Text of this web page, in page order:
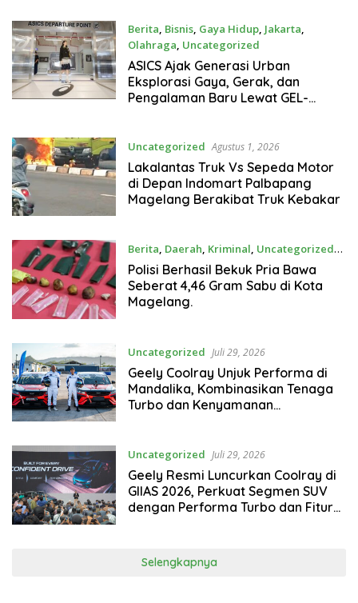
Berita, Bisnis, Gaya Hidup, Jakarta,
Olahraga, Uncategorized
Agustus 1, 2026
ASICS Ajak Generasi Urban
Eksplorasi Gaya, Gerak, dan
Pengalaman Baru Lewat GEL-
Uncategorized Agustus 1, 2026
Lakalantas Truk Vs Sepeda Motor
di Depan Indomart Palbapang
Magelang Berakibat Truk Kebakar
Berita, Daerah, Kriminal, Uncategorized
Agustus 1, 2026
Polisi Berhasil Bekuk Pria Bawa
Seberat 4,46 Gram Sabu di Kota
Magelang.
Uncategorized Juli 29, 2026
Geely Coolray Unjuk Performa di
Mandalika, Kombinasikan Tenaga
Turbo dan Kenyamanan
Uncategorized Juli 29, 2026
Geely Resmi Luncurkan Coolray di
GIIAS 2026, Perkuat Segmen SUV
dengan Performa Turbo dan Fitur
Selengkapnya